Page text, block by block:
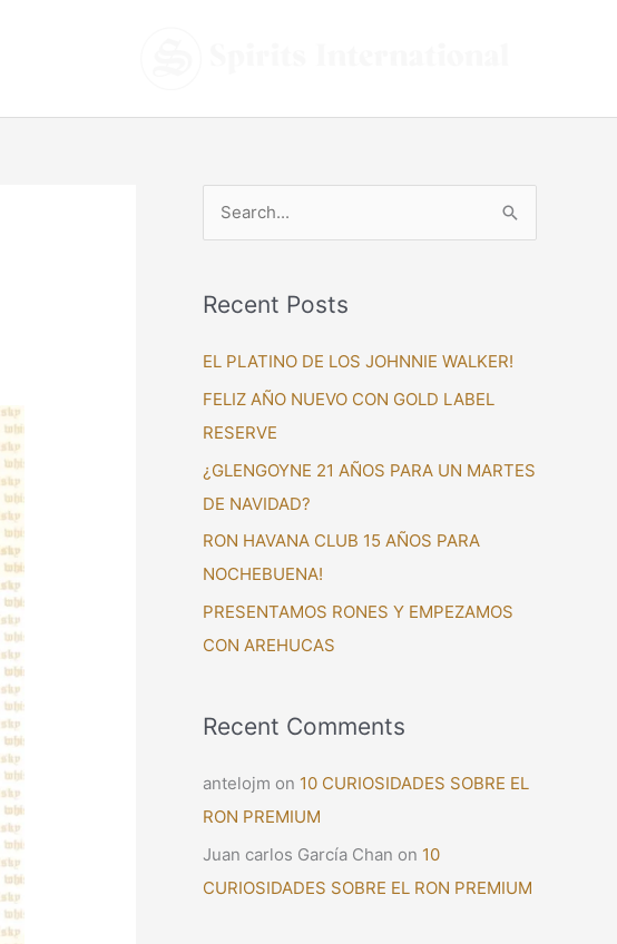
r
c
r
:
Recent Posts
EL PLATINO DE LOS JOHNNIE WALKER!
FELIZ AÑO NUEVO CON GOLD LABEL
RESERVE
¿GLENGOYNE 21 AÑOS PARA UN MARTES
DE NAVIDAD?
RON HAVANA CLUB 15 AÑOS PARA
NOCHEBUENA!
PRESENTAMOS RONES Y EMPEZAMOS
CON AREHUCAS
Recent Comments
antelojm on 10 CURIOSIDADES SOBRE EL
RON PREMIUM
Juan carlos García Chan on 10
CURIOSIDADES SOBRE EL RON PREMIUM